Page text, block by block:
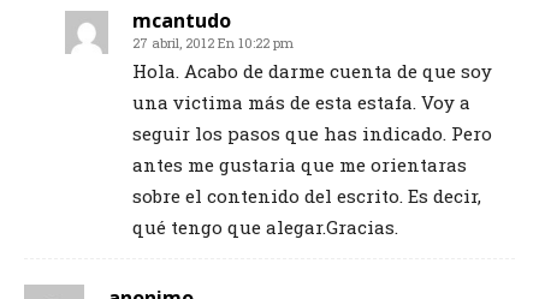
mcantudo
27 abril, 2012 En 10:22 pm
Hola. Acabo de darme cuenta de que soy
una victima más de esta estafa. Voy a
seguir los pasos que has indicado. Pero
antes me gustaria que me orientaras
sobre el contenido del escrito. Es decir,
qué tengo que alegar.Gracias.